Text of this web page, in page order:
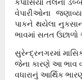
કપાસિયા તેલનો
વેપારીઓના
પાકને થયેલા
ભાવમાં સતત ઉછાળો
સુરેન્દ્રનગરમાં
જેના કારણે આ ભાવ
વધારાનું આર્થિક